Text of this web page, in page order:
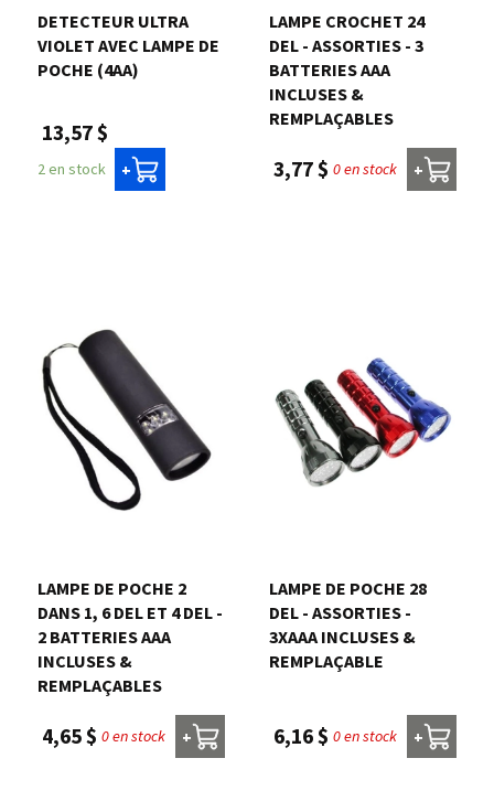
Me connecter
English
DETECTEUR ULTRA
VIOLET AVEC LAMPE DE
POCHE (4AA)
13,57 $
2 en stock +
LAMPE CROCHET 24
DEL - ASSORTIES - 3
BATTERIES AAA
INCLUSES &
REMPLAÇABLES
3,77 $ 0 en stock +
LAMPE DE POCHE 2
DANS 1, 6 DEL ET 4 DEL -
2 BATTERIES AAA
INCLUSES &
REMPLAÇABLES
4,65 $ 0 en stock +
LAMPE DE POCHE 28
DEL - ASSORTIES -
3XAAA INCLUSES &
REMPLAÇABLE
6,16 $ 0 en stock +